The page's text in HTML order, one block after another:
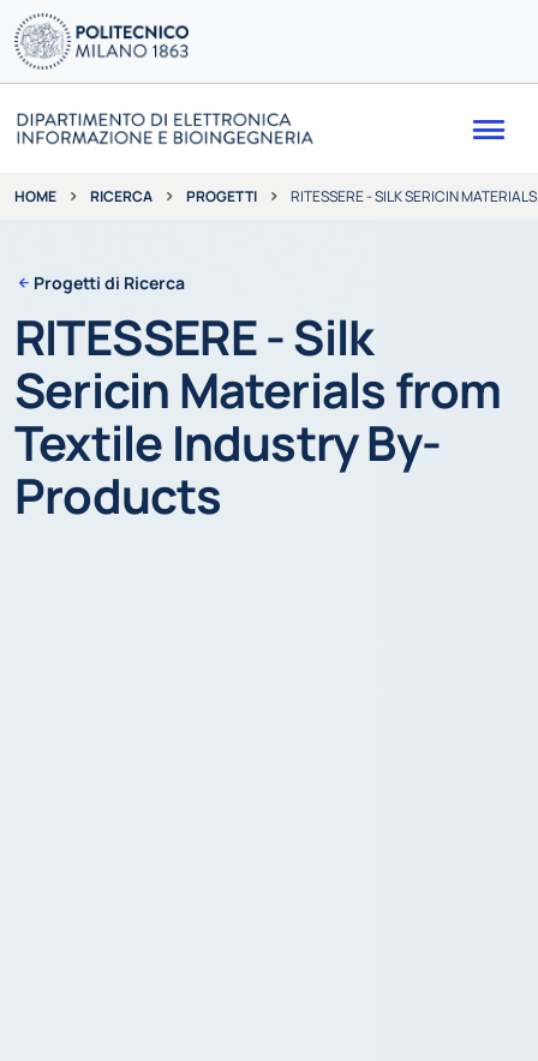
HOME RICERCA PROGETTI RITESSERE - SILK SERICIN
Progetti di Ricerca
RITESSERE - Silk
Sericin Materials from
Textile Industry By-
Products